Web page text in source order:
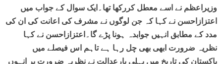
وزیراعظم نے اسے معطل کررکھا تھا۔ایک سوال کے جواب میں
اعتزازاحسن نے کہا کہ جن لوگوں نے مشرف کی اعانت کی ان کی
مدد کے مطابق انہیں جوابدہ ہونا پڑے گا۔اعتزازاحسن نے کہا
نظریہ ضرورت ابھی بھی چل رہا ہے تاہم اس فیصلے میں
پاکستان کی تاریخ میں پہلی بارعدالت نے نظریہ ضرورت پر انہوں